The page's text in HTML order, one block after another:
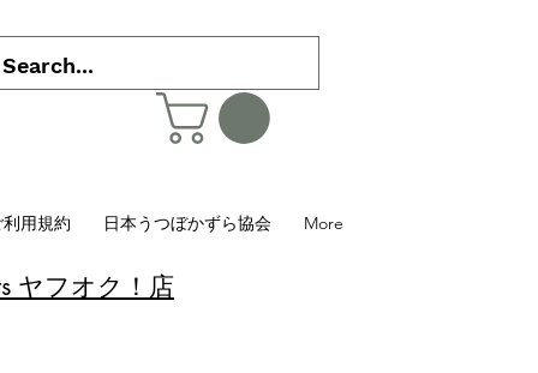
利用規約 日本うつぼかずら協会 More
ヤフオク！店